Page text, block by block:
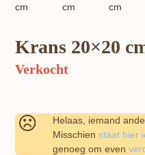
Krans 20×20
Verkocht
Helaas, iemand
Misschienstaat hier
genoeg om even